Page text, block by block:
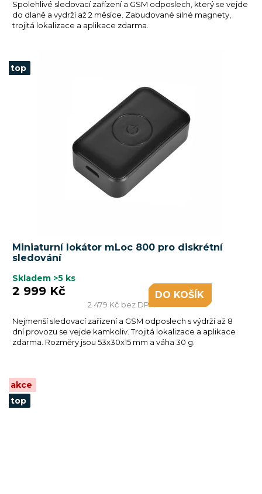
Spolehlivé sledovací zařízení a GSM odposlech, který se vejde
do dlaně a vydrží až 2 měsíce. Zabudované silné magnety,
trojitá lokalizace a aplikace zdarma.
top
Miniaturní lokátor mLoc 800 pro diskrétní
sledování
Skladem >5 ks
2 479 Kč bez DPH
2 999 Kč DO KOŠÍKU
Nejmenší sledovací zařízení a GSM odposlech s výdrží až 8
dní provozu se vejde kamkoliv. Trojitá lokalizace a aplikace
zdarma. Rozměry jsou 53x30x15 mm a váha 30 g.
akce
top